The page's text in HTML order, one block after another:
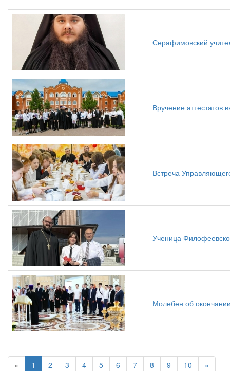
Серафимовский
Вручение аттестатов
Встреча
Ученица
Молебен об
« 1 2 3 4 5 6 7 8 9 10 »